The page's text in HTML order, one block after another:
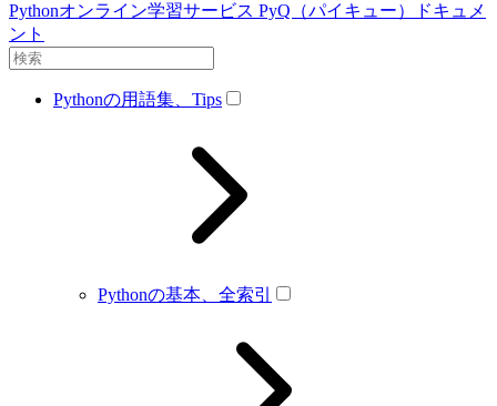
Pythonオンライン学習サービス PyQ（パイキュー）ドキュメ
ント
Pythonの用語集、Tips
Pythonの基本、全索引